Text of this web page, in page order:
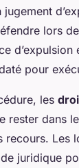
lors
pour
les
rester dans
recours. Les
juridique